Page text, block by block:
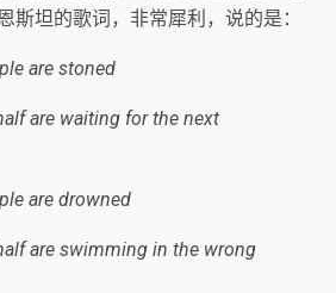
斯坦的歌词，非常犀利，说的是：
are stoned
are waiting for the next
are drowned
are swimming in the wrong